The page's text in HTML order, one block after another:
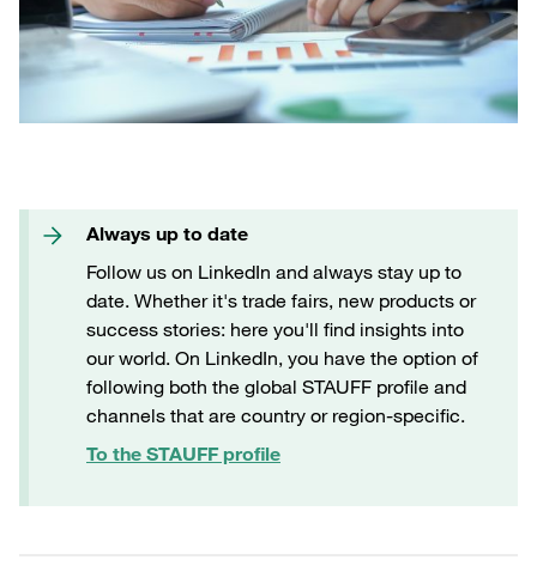
Always up to date
Follow us on LinkedIn and always stay up to
date. Whether it's trade fairs, new products or
success stories: here you'll find insights into
our world. On LinkedIn, you have the option of
following both the global STAUFF profile and
channels that are country or region-specific.
To the STAUFF profile